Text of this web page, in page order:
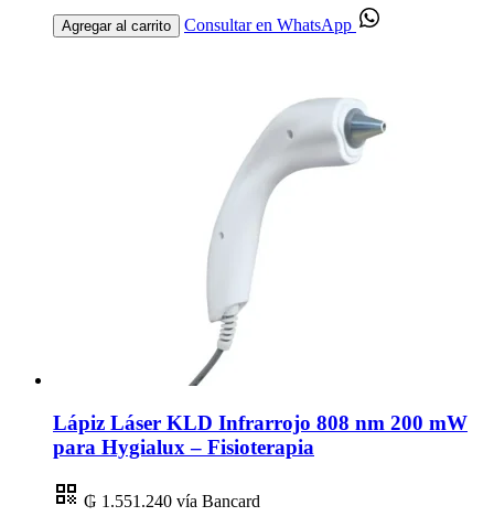
Agregar al carrito Consultar en WhatsApp
Lápiz Láser KLD Infrarrojo 808 nm 200 mW
para Hygialux – Fisioterapia
₲ 1.551.240 vía Bancard